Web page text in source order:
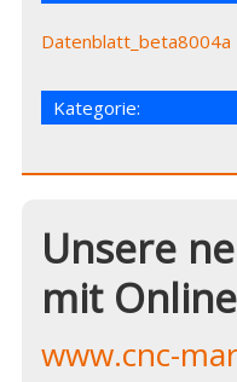
Datenblatt_beta8004a
Kategorie:
Unsere
mit
www.cnc-